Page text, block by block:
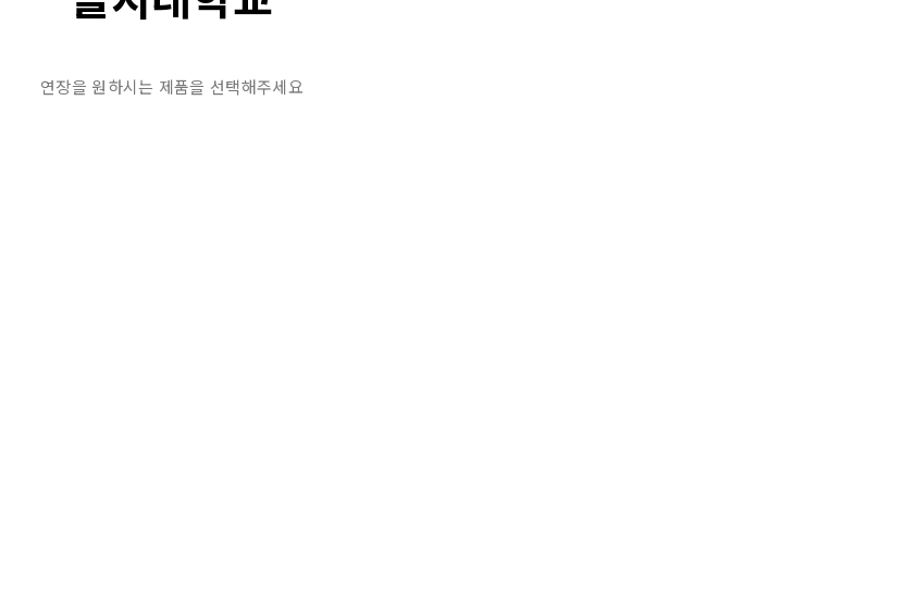
연장을 원하시는 제품을 선택해주세요